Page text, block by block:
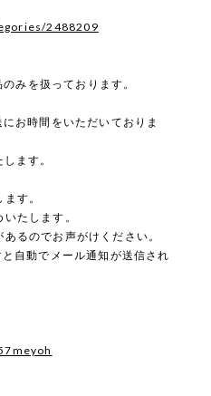
2488209
みを扱っております。
お時間をいただいておりま
ます。
す。
たします。
るのでお声がけください。
自動でメール通知が送信され